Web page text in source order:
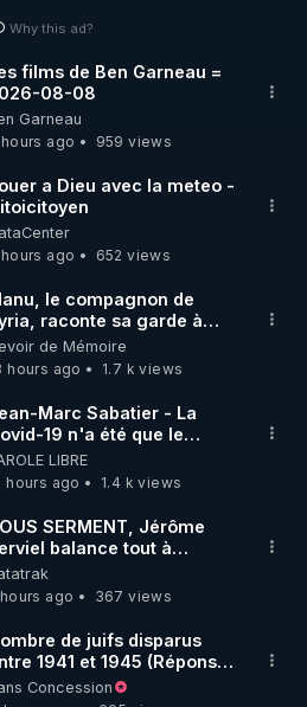
Why this ad?
films de Ben Garneau =
08-08
Garneau
ago
959 views
a Dieu avec la meteo -
ago
652 views
le compagnon de
raconte sa garde à
musclée. PARTAGEZ!
de Mémoire
hours ago
1.7 k views
Marc Sabatier - La
19 n'a été que le
- L'ARNm & l'ARNm-aa
où auront-t-il ?
LIBRE
hours ago
1.4 k views
SERMENT, Jérôme
balance tout à
!
ago
367 views
de juifs disparus
1941 et 1945 (Réponse
mes accusateurs)
Concession